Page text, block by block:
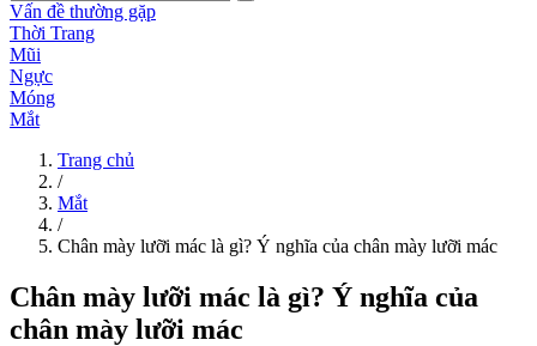
Vấn đề thường gặp
Thời Trang
Mũi
Ngực
Móng
Mắt
Trang chủ
/
Mắt
/
Chân mày lưỡi mác là gì? Ý nghĩa của chân mày lưỡi mác
Chân mày lưỡi mác là gì? Ý nghĩa của
chân mày lưỡi mác